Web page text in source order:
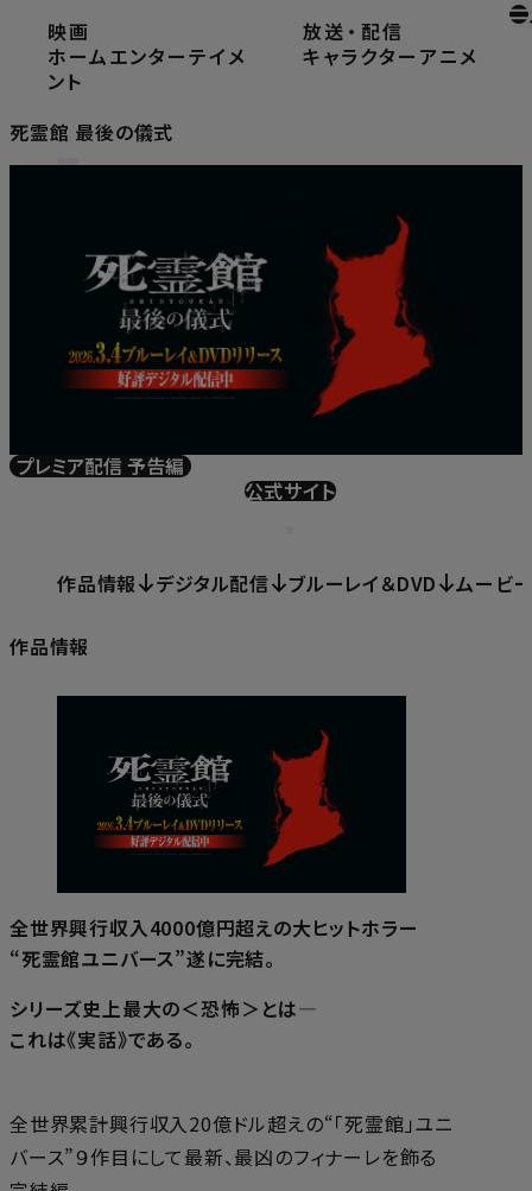
映画
ホームエンターテイメ
ント
放送 ・ 配信
キャラクター アニメ
ホームエンターテイメント
死霊館 最後の儀式
死霊館 最後の儀式
プレミア配信 予告編
公式サイト
作品情報 デジタル配信 ブルーレイ＆DVD ムービ
作品情報
全世界興行収入4000億円超えの大ヒットホラー
“死霊館ユニバース”遂に完結。
シリーズ史上最大の＜恐怖＞とは―
これは《実話》である。
全世界累計興行収入20億ドル超えの“「死霊館」ユニ
バース”９作目にして最新、最凶のフィナーレを飾る